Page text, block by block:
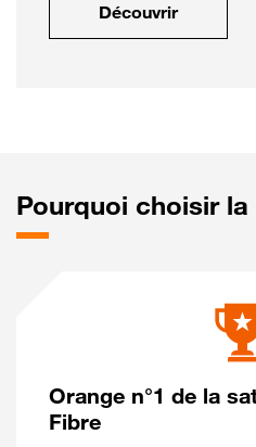
Découvrir
Pourquoi choisir la
Orange n°1 de la
Fibre